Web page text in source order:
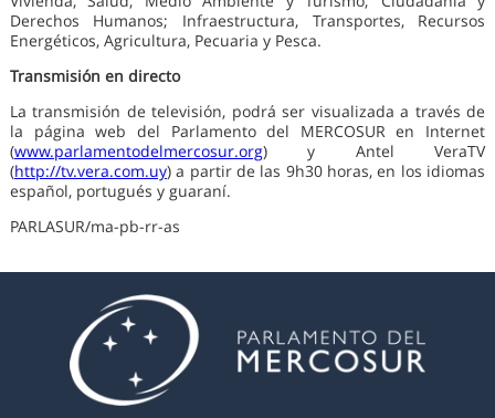
Derechos Humanos; Infraestructura, Transportes, Recursos
Energéticos, Agricultura, Pecuaria y Pesca.
Transmisión en directo
La transmisión de televisión, podrá ser visualizada a través de
la página web del Parlamento del MERCOSUR en Internet
(www.parlamentodelmercosur.org) y Antel VeraTV
(http://tv.vera.com.uy) a partir de las 9h30 horas, en los idiomas
español, portugués y guaraní.
PARLASUR/ma-pb-rr-as